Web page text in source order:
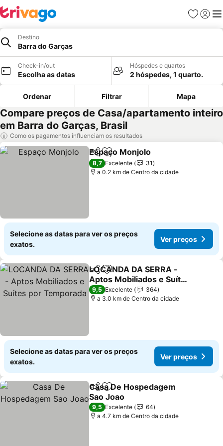
Favoritos
Iniciar
Destino
Barra do Garças
Check-in/out
Escolha as datas
Hóspedes e quartos
2 hóspedes, 1 quarto.
Ordenar Filtrar Mapa
Compare preços de Casa/apartamento inteiro
em Barra do Garças, Brasil
Como os pagamentos influenciam os resultados
PartilharAdicionar aos favoritos
Espaço Monjolo
8,7 Excelente
31
a 0.2 km de Centro da cidade
Selecione as datas para ver os preços
exatos.
Ver preços
PartilharAdicionar aos favoritos
LOCANDA DA SERRA -
Aptos Mobiliados e Suítes
por Temporada
9,5 Excelente
364
a 3.0 km de Centro da cidade
Selecione as datas para ver os preços
exatos.
Ver preços
PartilharAdicionar aos favoritos
Casa De Hospedagem
Sao Joao
9,5 Excelente
64
a 4.7 km de Centro da cidade